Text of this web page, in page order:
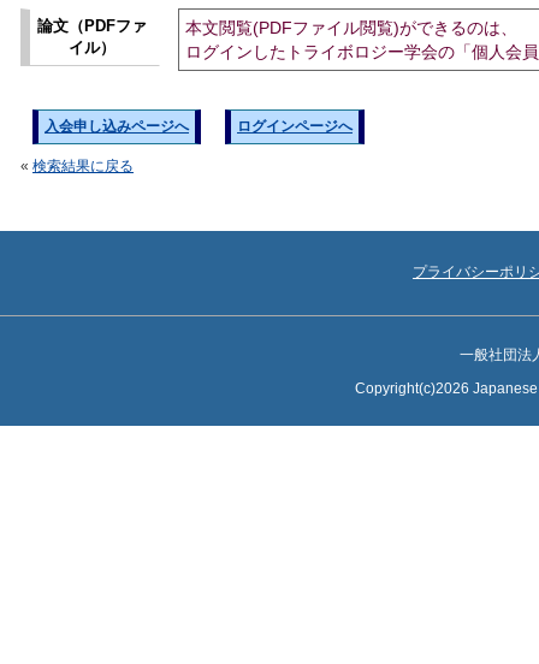
論文（PDFファ
イル）
本文閲覧(PDFファイル閲覧)ができるのは、
ログインしたトライボロジー学会の「個人会
入会申し込みページへ ログインページへ
« 検索結果に戻る
プライバシーポリ
一般社団法
Copyright(c)2026